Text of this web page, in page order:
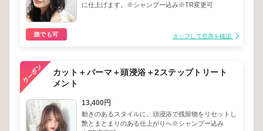
に仕上げます。※シャンプー込み※TR変更可
誰でも可 タップして空席を確認
カット＋パーマ＋頭浸浴＋2ステップトリート
メント
13,400円
動きのあるスタイルに。頭浸浴で残留物をリセットし
艶とまとまりのある仕上がりへ※シャンプー込み